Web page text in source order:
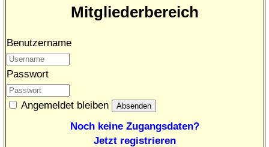
Mitgliederbereich
Benutzername
Passwort
Angemeldet bleiben
Noch keine Zugangsdaten?
Jetzt registrieren